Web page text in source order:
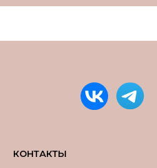
КОНТАКТЫ